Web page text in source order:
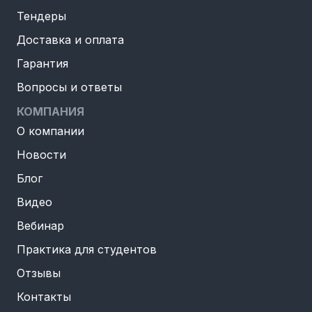
Тендеры
Доставка и оплата
Гарантия
Вопросы и ответы
КОМПАНИЯ
О компании
Новости
Блог
Видео
Вебинар
Практика для студентов
Отзывы
Контакты